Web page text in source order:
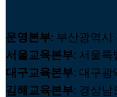
운영본부: 부산광역시
서울교육본부: 서울특
대구교육본부: 대구광
김해교육본부: 경상남